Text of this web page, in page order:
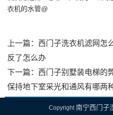
衣机的水管@
上一篇： 西门子洗衣机滤网怎
反了怎么办
下一篇： 西门子别墅装电梯的
保持地下室采光和通风有哪两
Copyright南宁西门子